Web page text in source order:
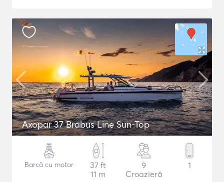
Axopar 37 Brabus Line Sun-Top
Barcă cu motor
37 ft
11 m
9
Croazieră
1